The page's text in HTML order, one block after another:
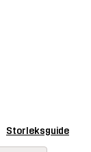
Storleksguide